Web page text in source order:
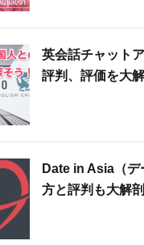
英会話チャット
評判、評価を大解
Date in Asia（デ
方と評判も大解剖